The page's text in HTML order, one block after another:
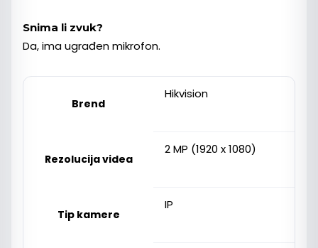
Snima li zvuk?
Da, ima ugrađen mikrofon.
Brend
Hikvision
Rezolucija videa
2 MP (1920 x 1080)
Tip kamere
IP